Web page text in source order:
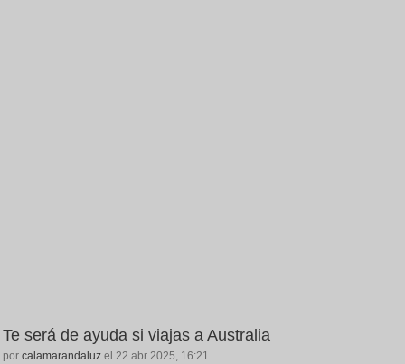
Te será de ayuda si viajas a Australia
por calamarandaluz el 22 abr 2025, 16:21